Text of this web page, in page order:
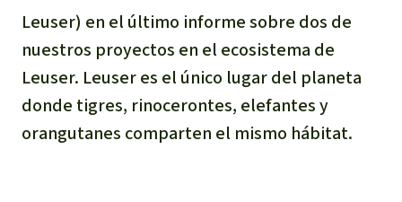
Metales
Minería
Contacto
Português
Indonesia
Leuser) en el último informe sobre dos de
nuestros proyectos en el ecosistema de
Leuser. Leuser es el único lugar del planeta
donde tigres, rinocerontes, elefantes y
orangutanes comparten el mismo hábitat.